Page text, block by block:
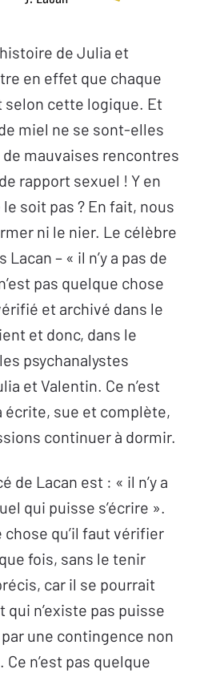
de Julia et
en effet que chaque
selon cette logique. Et
miel ne se sont-elles
mauvaises rencontres
rapport sexuel ! Y en
soit pas ? En fait, nous
ni le nier. Le célèbre
– « il n’y a pas de
pas quelque chose
et archivé dans le
et donc, dans le
psychanalystes
et Valentin. Ce n’est
écrite, sue et complète,
continuer à dormir.
de Lacan est : « il n’y a
qui puisse s’écrire ».
chose qu’il faut vérifier
fois, sans le tenir
car il se pourrait
qui n’existe pas puisse
une contingence non
n’est pas quelque